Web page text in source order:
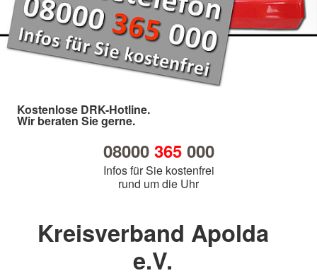
Kostenlose DRK-Hotline.
Wir beraten Sie gerne.
08000 365000
Infos für Sie kostenfrei
rund um die Uhr
Kreisverband Apolda
e.V.